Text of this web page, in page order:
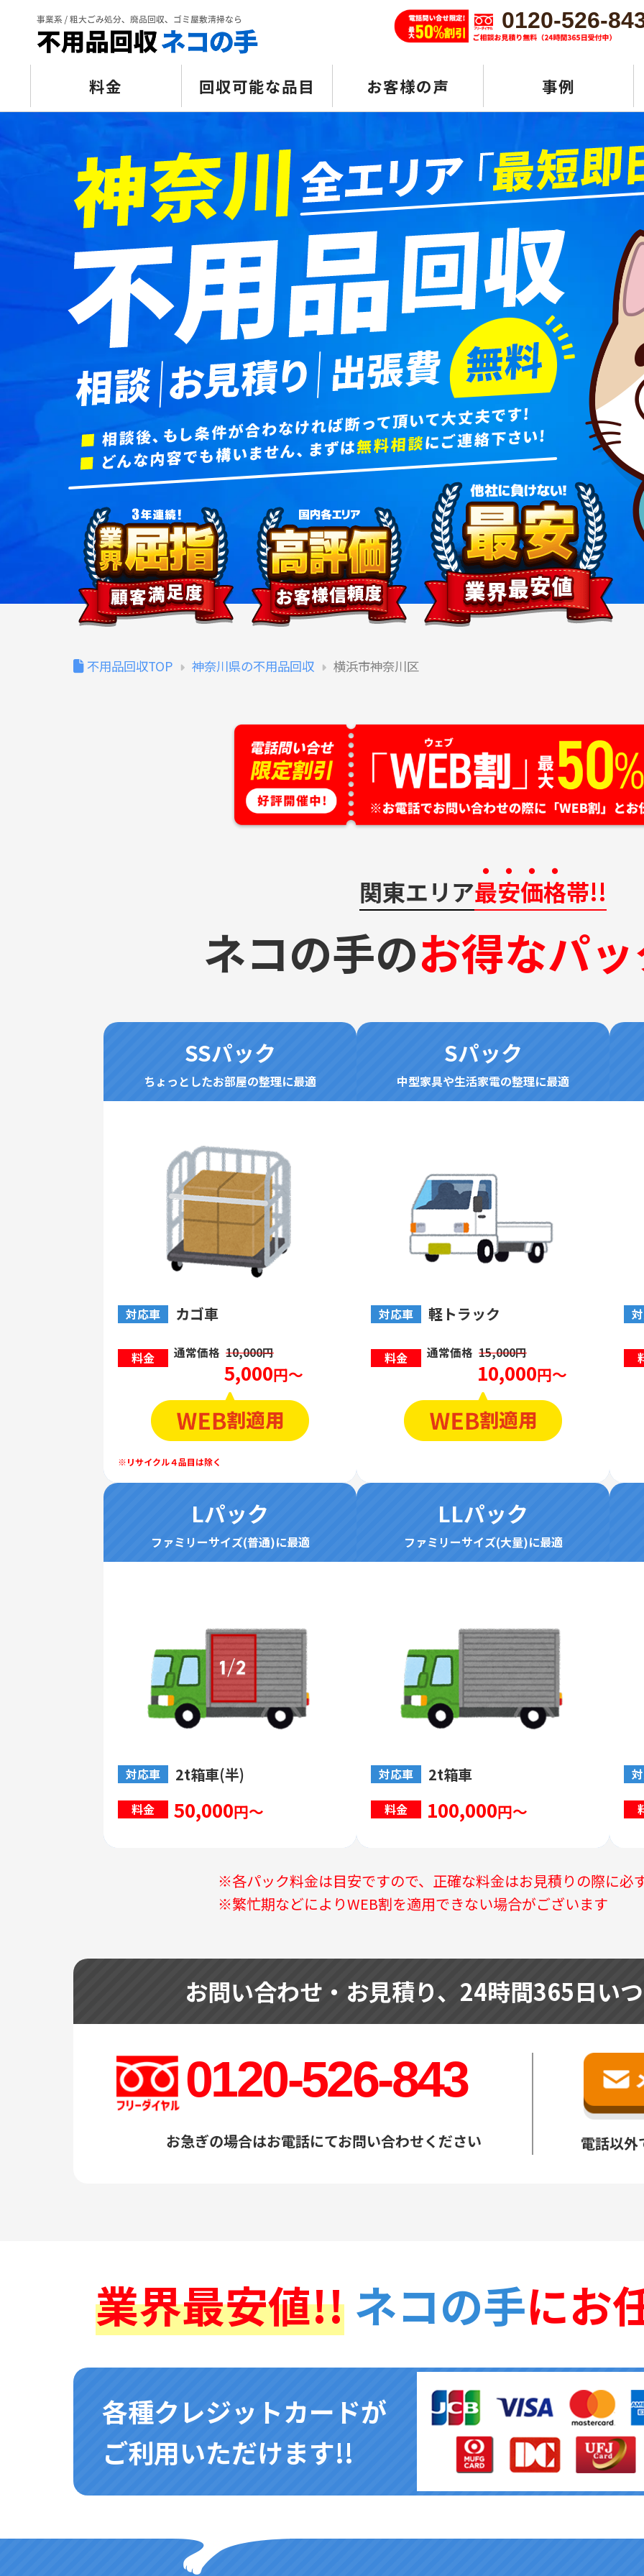
0120-526-
料金 回収可能な品目 お客様の声 事例
不用品回収TOP 神奈川県の不用品回収 横浜市神奈川区
関東エリア最安価格帯!!
ネコの手のお得なパ
SSパック
ちょっとしたお部屋の整理に最適
対応車 カゴ車
料金 通常価格 10,000円
5,000円～
Sパック
中型家具や生活家電の整理に最適
対応車 軽トラック
料金 通常価格 15,000円
10,000円～
Lパック
ファミリーサイズ(普通)に最適
対応車 2t箱車(半)
料金 50,000円～
LLパック
ファミリーサイズ(大量)に最適
対応車 2t箱車
料金 100,000円～
※各パック料金は目安ですので、正確な料金はお見積りの際に必
※繁忙期などによりWEB割を適用できない場合がございます
お問い合わせ・お見積り、 24時間365日い
0120-526-843
お急ぎの場合はお電話にてお問い合わせください 電話以
業界最安値!! ネコの手にお
各種クレジットカードが
ご利用いただけます!!